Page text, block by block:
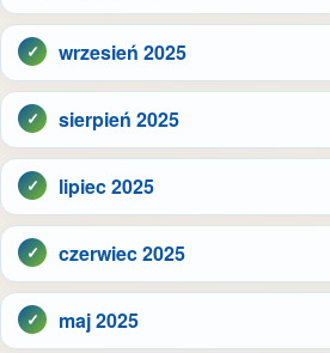
wrzesień 2025
sierpień 2025
lipiec 2025
czerwiec 2025
maj 2025